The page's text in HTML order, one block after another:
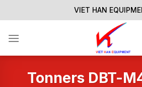
to
VIET HAN
Tonners DBT-